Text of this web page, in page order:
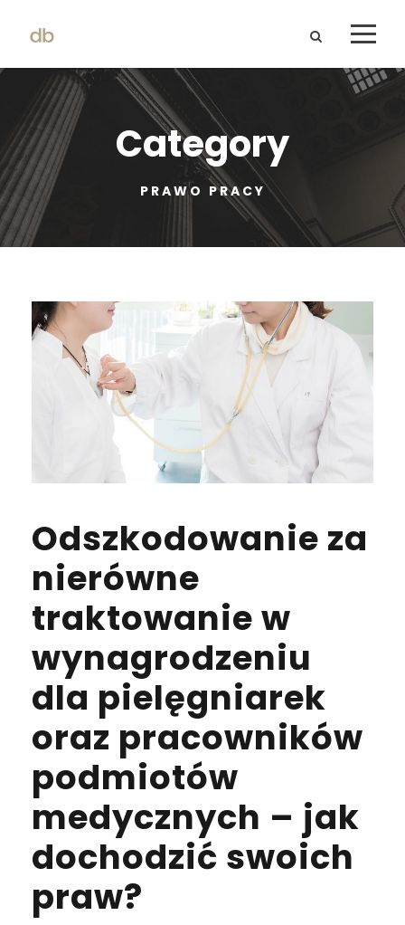
Category
PRAWO PRACY
Odszkodowanie za
nierówne
traktowanie w
wynagrodzeniu
dla pielęgniarek
oraz pracowników
podmiotów
medycznych – jak
dochodzić swoich
praw?